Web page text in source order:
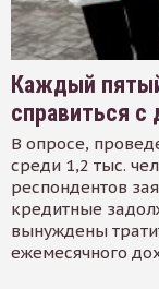
Каждый
справиться с
В опросе,
среди 1,2 тыс.
респондентов
кредитные
вынуждены
ежемесячного